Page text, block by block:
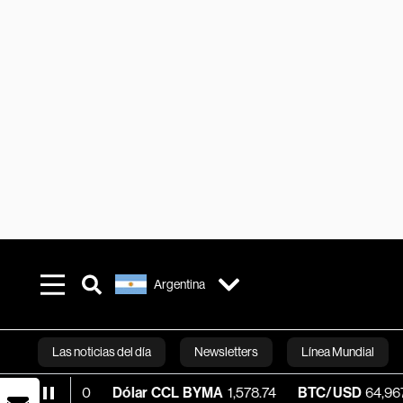
Argentina
Las noticias del día Newsletters Línea Mundial
Bloomberg
Dólar CCL BYMA 1,578.74 BTC/USD 64,967.86